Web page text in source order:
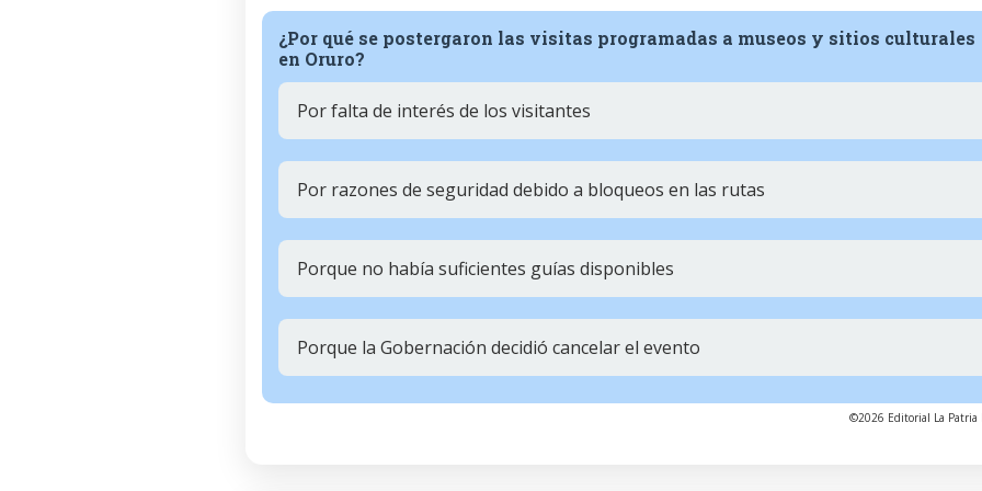
¿Por qué se postergaron las visitas programadas a museos y sitios culturales
en Oruro?
Por falta de interés de los visitantes
Por razones de seguridad debido a bloqueos en las rutas
Porque no había suficientes guías disponibles
Porque la Gobernación decidió cancelar el evento
©2026 Editorial La Patria